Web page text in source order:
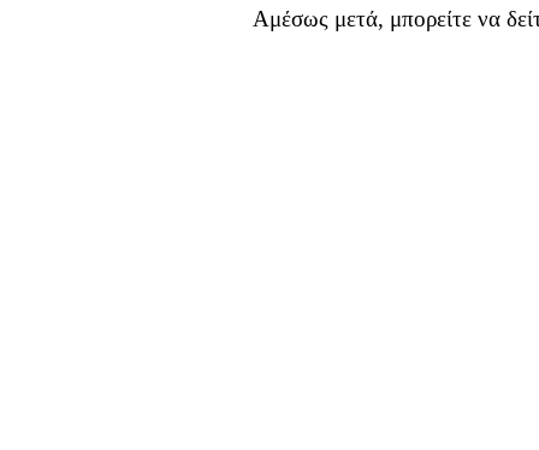
Αμέσως μετά, μπορείτε να